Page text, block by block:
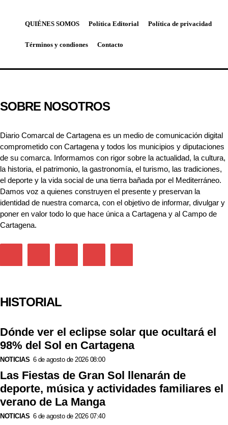
QUIÉNES SOMOS Política Editorial Política de privacidad
Términos y condiones Contacto
SOBRE NOSOTROS
Diario Comarcal de Cartagena es un medio de comunicación digital
comprometido con Cartagena y todos los municipios y diputaciones
de su comarca. Informamos con rigor sobre la actualidad, la cultura,
la historia, el patrimonio, la gastronomía, el turismo, las tradiciones,
el deporte y la vida social de una tierra bañada por el Mediterráneo.
Damos voz a quienes construyen el presente y preservan la
identidad de nuestra comarca, con el objetivo de informar, divulgar y
poner en valor todo lo que hace única a Cartagena y al Campo de
Cartagena.
HISTORIAL
Dónde ver el eclipse solar que ocultará el
98% del Sol en Cartagena
NOTICIAS 6 de agosto de 2026 08:00
Las Fiestas de Gran Sol llenarán de
deporte, música y actividades familiares el
verano de La Manga
NOTICIAS 6 de agosto de 2026 07:40